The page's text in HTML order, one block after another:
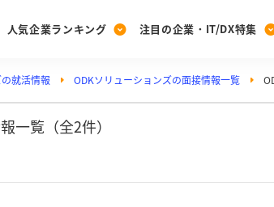
[27卒] 本選考体験記投稿キ
人気企業ランキング
る
注目の企業・IT/DX特集
就活情報 ODKソリューションズの面接情報一覧
一覧（全2件）